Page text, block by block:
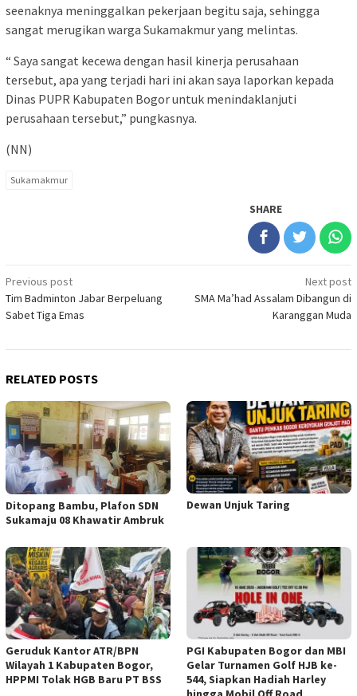
seenaknya meninggalkan pekerjaan begitu saja, sehingga
sangat merugikan warga Sukamakmur yang melintas.
“ Saya sangat kecewa dengan hasil kinerja perusahaan
tersebut, apa yang terjadi hari ini akan saya laporkan kepada
Dinas PUPR Kabupaten Bogor untuk menindaklanjuti
perusahaan tersebut,” pungkasnya.
(NN)
Sukamakmur
SHARE
Post
navigation
Previous post
Tim Badminton Jabar Berpeluang
Sabet Tiga Emas
Next post
SMA Ma’had Assalam Dibangun di
Karanggan Muda
RELATED POSTS
Ditopang Bambu, Plafon SDN
Sukamaju 08 Khawatir Ambruk
Dewan Unjuk Taring
Geruduk Kantor ATR/BPN
Wilayah 1 Kabupaten Bogor,
HPPMI Tolak HGB Baru PT BSS
PGI Kabupaten Bogor dan MBI
Gelar Turnamen Golf HJB ke-
544, Siapkan Hadiah Harley